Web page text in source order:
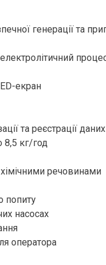
генерації та
екран
та реєстрації даних
8,5 кг/год
речовинами
попиту
насосах
оператора